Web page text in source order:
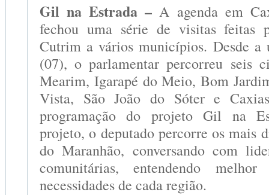
Gil na Estrada –A agenda em
fechou uma série de visitas feitas
Cutrim a vários municípios. Desde
(07), o parlamentar percorreu seis
Mearim, Igarapé do Meio, Bom
Vista, São João do Sóter e
programação do projeto Gil na
projeto, o deputado percorre os mais
do Maranhão, conversando com
comunitárias, entendendo
necessidades de cada região.